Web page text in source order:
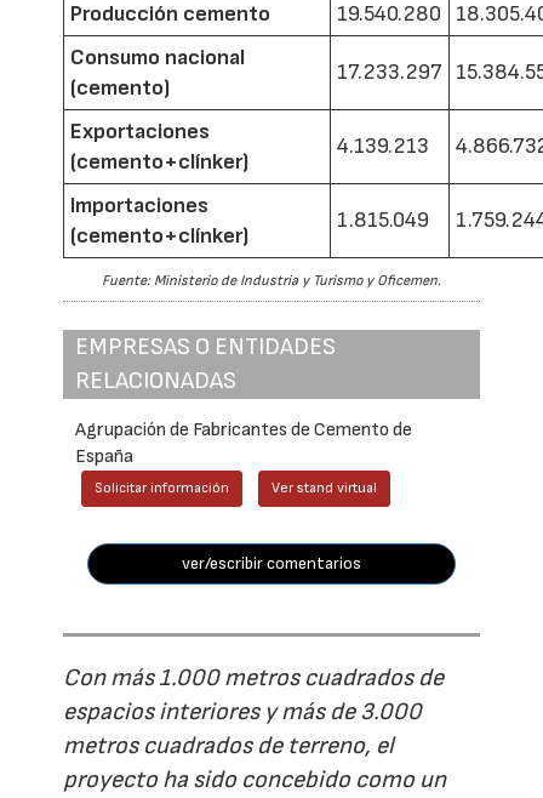
Producción cemento 19.540.280
Consumo nacional
(cemento)
17.233.297
Exportaciones
(cemento+clínker)
4.139.213
Importaciones
(cemento+clínker)
1.815.049
Fuente: Ministerio de Industria y Turismo y Oficemen.
EMPRESAS O ENTIDADES
RELACIONADAS
Agrupación de Fabricantes de Cemento de
España
Solicitar información Ver stand virtual
ver/escribir comentarios
Con más 1.000 metros cuadrados de
espacios interiores y más de 3.000
metros cuadrados de terreno, el
proyecto ha sido concebido como un